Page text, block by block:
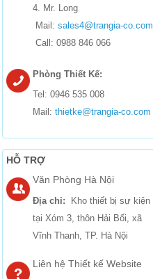
4. Mr. Long
Mail: sales4@trangia-co.com
Call: 0988 846 066
Phòng Thiết Kế:
Tel: 0946 535 008
Mail: thietke@trangia-co.com
HỖ TRỢ
Văn Phòng Hà Nội
Địa chỉ:
Kho thiết bị sự kiện
tại Xóm 3, thôn Hải Bối, xã
Vĩnh Thanh, TP. Hà Nội
Liên hệ Thiết kế Website